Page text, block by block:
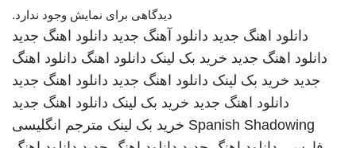
دیدگاهی برای نمایش وجود ندارد.
دانلود اهنگ جدید دانلود آهنگ جدید دانلود اهنگ جدید
دانلود اهنگ جدید خرید بک لینک دانلود اهنگ دانلود اهنگ
جدید خرید بک لینک دانلود اهنگ جدید دانلود اهنگ جدید
دانلود اهنگ جدید خرید بک لینک دانلود اهنگ جدید
Spanish Shadowing خرید بک لینک مترجم انگلیسی